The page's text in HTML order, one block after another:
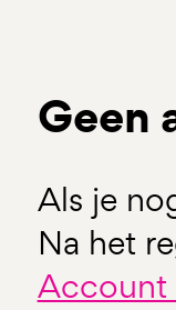
Geen
Als je
Na het
Account